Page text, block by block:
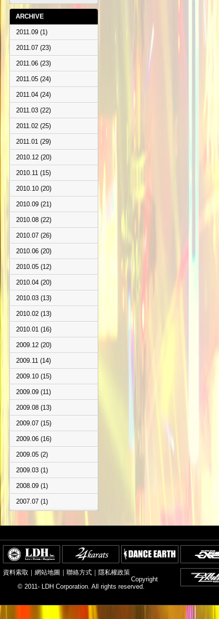
ARCHIVE
2011.09 (1)
2011.07 (23)
2011.06 (23)
2011.05 (24)
2011.04 (24)
2011.03 (22)
2011.02 (25)
2011.01 (29)
2010.12 (20)
2010.11 (15)
2010.10 (20)
2010.09 (21)
2010.08 (22)
2010.07 (26)
2010.06 (20)
2010.05 (12)
2010.04 (20)
2010.03 (13)
2010.02 (13)
2010.01 (16)
2009.12 (20)
2009.11 (14)
2009.10 (15)
2009.09 (11)
2009.08 (13)
2009.07 (15)
2009.06 (16)
2009.05 (2)
2009.03 (1)
2008.09 (1)
2007.07 (1)
資料索取 ｜ 網站地圖 ｜ 聯絡方式 ｜ 隱私權政策
Copyright
© 2011- LDH Corporation. All rights reserved.